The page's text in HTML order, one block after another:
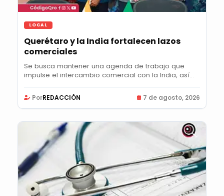
LOCAL
Querétaro y la India fortalecen lazos
comerciales
Se busca mantener una agenda de trabajo que
impulse el intercambio comercial con la India, así
PorREDACCIÓN 7 de agosto, 2026